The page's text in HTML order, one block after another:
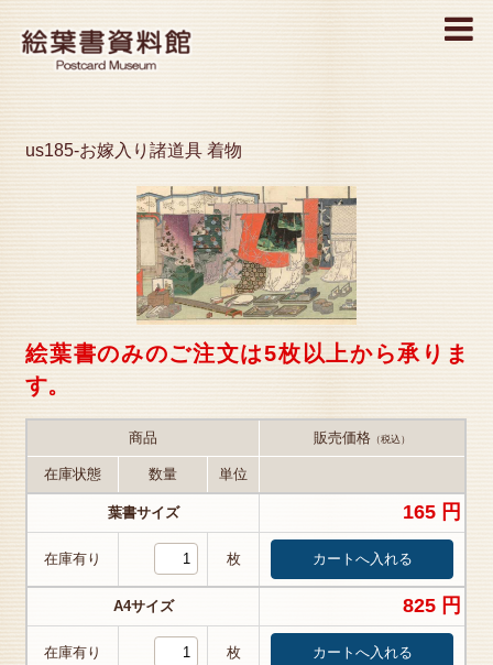
MENU
us185-お嫁入り諸道具 着物
絵葉書のみのご注文は5枚以上から承りま
す。
商品 販売価格 （税込）
在庫状態 数量 単位
葉書サイズ 165 円
在庫有り 枚
A4サイズ 825 円
在庫有り 枚